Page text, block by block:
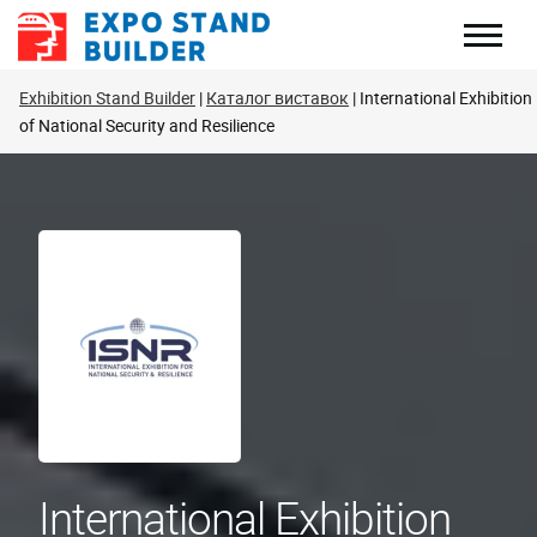
Перейти
Exhibition Stand Builder Каталог виставок International Exhibition
of National Security and Resilience
International Exhibition